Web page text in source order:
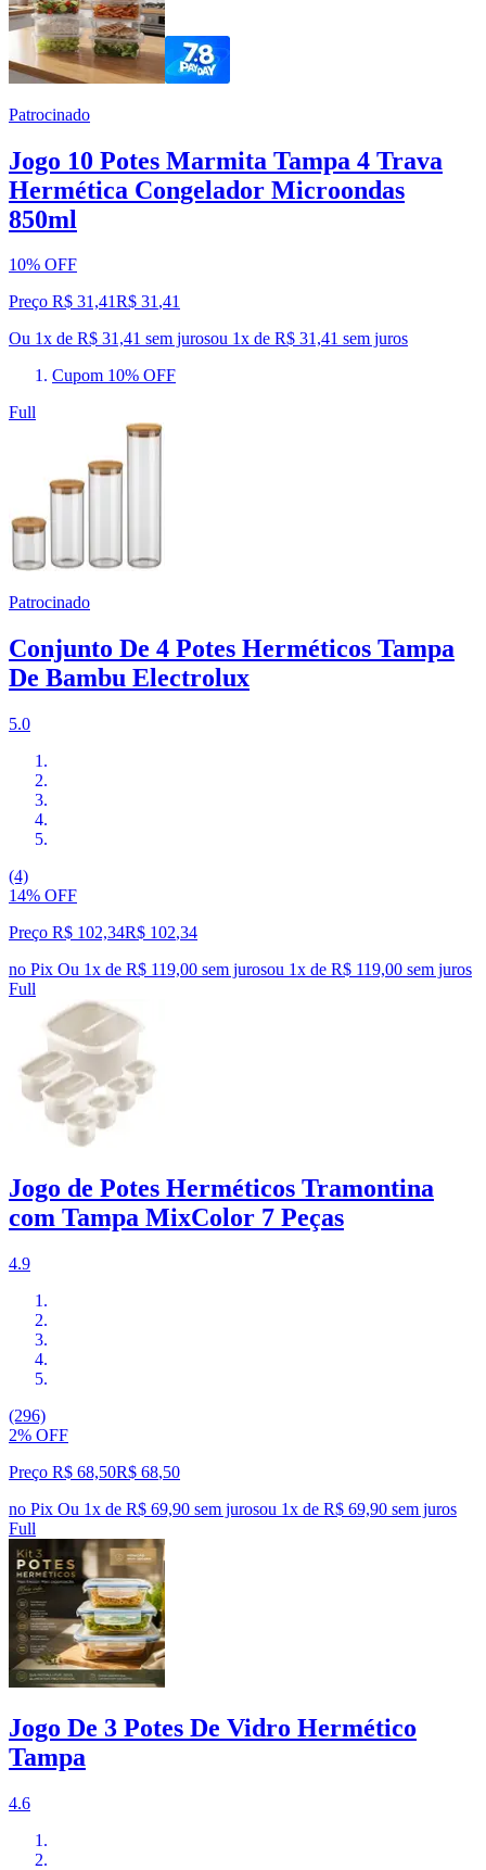
Patrocinado
Jogo 10 Potes Marmita Tampa 4 Trava
Hermética Congelador Microondas
850ml
10% OFF
Preço R$ 31,41R$ 31,41
Ou 1x de R$ 31,41 sem jurosou 1x de R$ 31,41 sem juros
Cupom 10% OFF
Full
Patrocinado
Conjunto De 4 Potes Herméticos Tampa
De Bambu Electrolux
5.0
(4)
14% OFF
Preço R$ 102,34R$ 102,34
no Pix Ou 1x de R$ 119,00 sem jurosou 1x de R$ 119,00 sem juros
Full
Jogo de Potes Herméticos Tramontina
com Tampa MixColor 7 Peças
4.9
(296)
2% OFF
Preço R$ 68,50R$ 68,50
no Pix Ou 1x de R$ 69,90 sem jurosou 1x de R$ 69,90 sem juros
Full
Jogo De 3 Potes De Vidro Hermético
Tampa
4.6